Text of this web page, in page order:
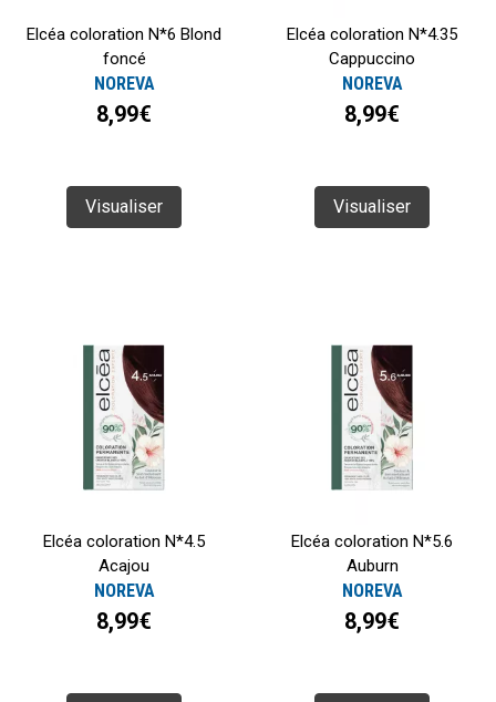
Elcéa coloration N*6 Blond
foncé
NOREVA
8,99€
Visualiser
Elcéa coloration N*4.35
Cappuccino
NOREVA
8,99€
Visualiser
Elcéa coloration N*4.5
Acajou
NOREVA
8,99€
Elcéa coloration N*5.6
Auburn
NOREVA
8,99€